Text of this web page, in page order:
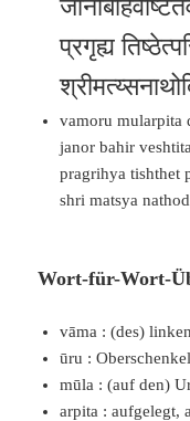
प्रगृह्य
vamoru mularpita
janor bahir
pragrihya tishthet
shri matsya
Wort-für-Wort-
vāma : (des)
ūru :
mūla : (auf den)
arpita : aufgelegt,